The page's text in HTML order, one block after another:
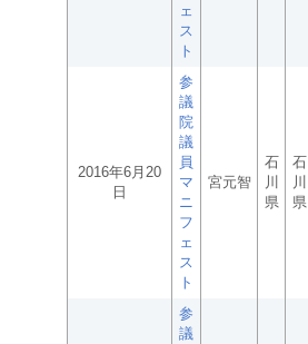
ェ
ス
ト
2016年6月20
日
参
議
院
議
員
マ
ニ
フ
ェ
ス
ト
宮元智
石
川
県
石
川
県
参
議